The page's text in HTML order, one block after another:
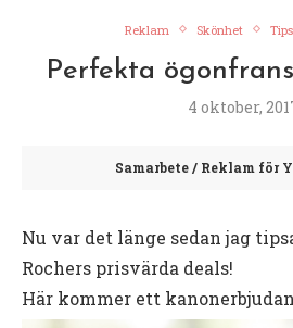
Reklam Skönhet
Perfekta
4 oktober,
Samarbete / Reklam för
Nu var det länge sedan jag
Rochers prisvärda deals!
Här kommer ett